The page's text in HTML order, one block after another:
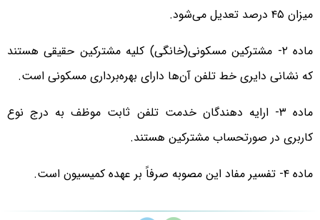
میزان ۴۵ درصد تعدیل می‌شود.
ماده ۲- مشترکین مسکونی(خانگی) کلیه مشترکین حقیقی هستند
که نشانی دایری خط تلفن آن‌ها دارای بهره‌­برداری مسکونی است.
ماده ۳- ارایه دهندگان خدمت تلفن ثابت موظف به درج نوع
کاربری در صورتحساب مشترکین هستند.
ماده ۴- تفسیر مفاد این مصوبه صرفاً بر عهده کمیسیون است.